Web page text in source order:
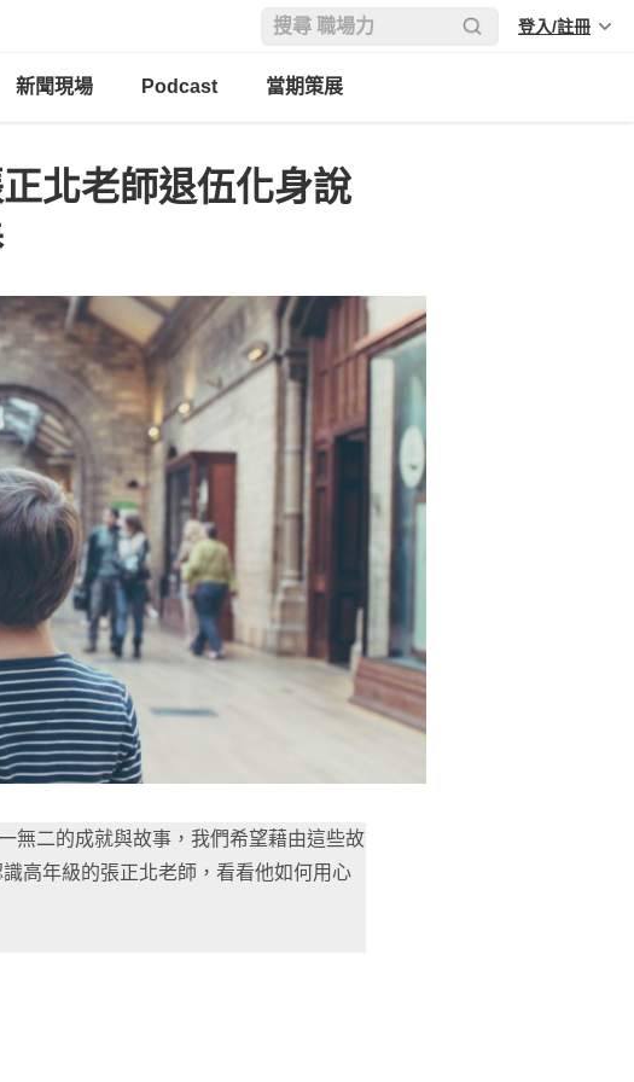
登入/註冊
新聞現場 Podcast 當期策展
北老師退伍化身說
無二的成就與故事，我們希望藉由這些故
高年級的張正北老師，看看他如何用心